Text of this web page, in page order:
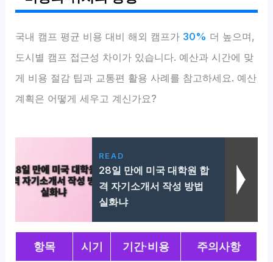
국내 캠프 평균 비용 대비 해외 캠프가 30% 더 높으며,
도시별 캠프 접근성 차이가 있습니다. 예산과 시간에 맞
게 비용 절감 팁과 교통편 활용 사례를 참고하세요. 예산
계획은 어떻게 세우고 계신가요?
READ
28일 만에 미국 대학원 합
격 자기소개서 작성 방법
실화냐
항목 시기 기간·비용 주의사항